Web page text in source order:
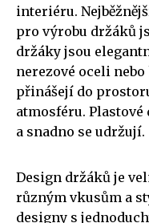
interiéru.
pro výrobu držáků
držáky jsou
nerezové oceli
přinášejí do
atmosféru.
a snadno se udržují.
Design držáků je
různým vkusům a
designy s